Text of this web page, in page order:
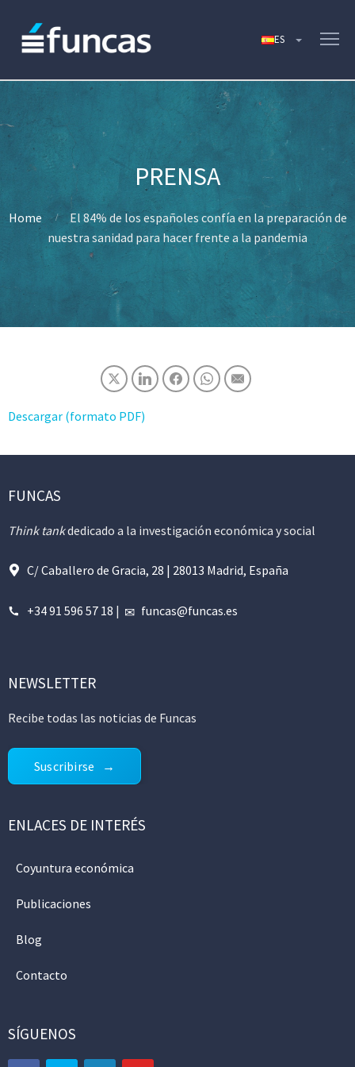
Home
El 84% de los españoles confía en la preparación de
nuestra sanidad para hacer frente a la pandemia
Descargar (formato PDF)
FUNCAS
Think tankdedicado a la investigación económica y social
C/ Caballero de Gracia, 28 | 28013 Madrid, España
+34 91 596 57 18 | funcas@funcas.es
NEWSLETTER
Recibe todas las noticias de Funcas
Suscribirse
ENLACES DE INTERÉS
Coyuntura económica
Publicaciones
Blog
Contacto
SÍGUENOS